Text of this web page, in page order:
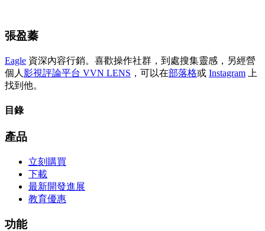
張盈蓁
Eagle 資深內容行銷。喜歡操作社群，到處搜集靈感，另經營
個人 影視評論平台 VVN LENS ，可以在部落格或 Instagram 上
找到他。
目錄
產品
立刻購買
下載
最新開發進展
教育優惠
功能